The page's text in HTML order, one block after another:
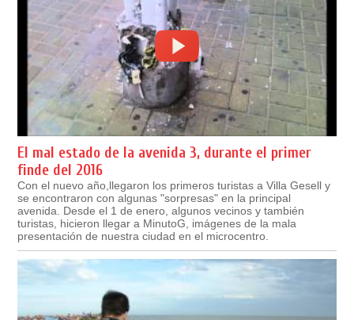
El mal estado de la avenida 3, durante el primer
finde del 2016
Con el nuevo año,llegaron los primeros turistas a Villa Gesell y
se encontraron con algunas "sorpresas" en la principal
avenida. Desde el 1 de enero, algunos vecinos y también
turistas, hicieron llegar a MinutoG, imágenes de la mala
presentación de nuestra ciudad en el microcentro.